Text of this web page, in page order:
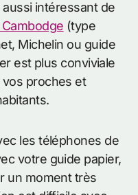
intéressant de
(type
Michelin ou guide
est plus conviviale
proches et
les téléphones de
votre guide papier,
un moment très